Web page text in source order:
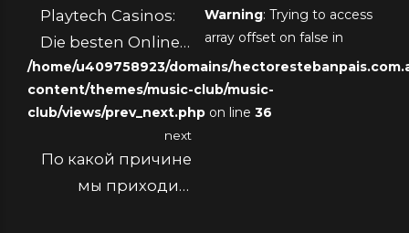
Playtech Casinos:
Die besten Online
Spiele bei Playtech
Warning: Trying to access
array offset on false in
/home/u409758923/domains/
content/themes/music-club/music-
club/views/prev_next.php on line 36
next
По какой причине
мы приходим